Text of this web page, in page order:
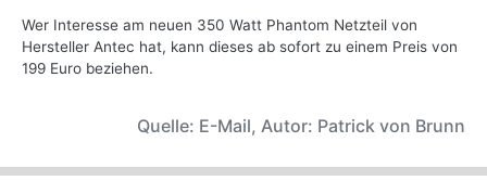
Wer Interesse am neuen 350 Watt Phantom Netzteil von
Hersteller Antec hat, kann dieses ab sofort zu einem Preis von
199 Euro beziehen.
Quelle: E-Mail, Autor: Patrick von Brunn